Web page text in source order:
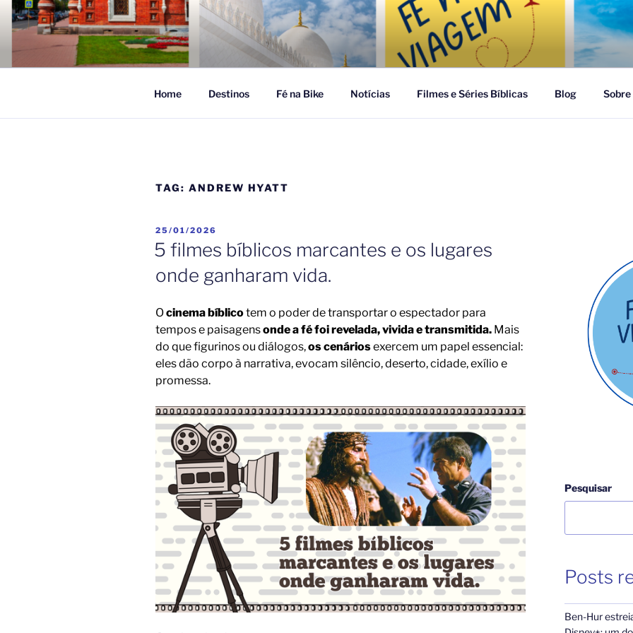
Pular
para
FÉ NA VIAGEM
Turismo Religioso
Home Destinos Fé na Bike Notícias Filmes e Séries Bíblicas Blog Sobre
TAG: ANDREW HYATT
PUBLICADO
EM
25/01/2026
5 filmes bíblicos marcantes e os lugares
onde ganharam vida.
Ocinema bíblicotem o poder de transportar o espectador para
tempos e paisagensonde a fé foi revelada, vivida e transmitida. Mais
do que figurinos ou diálogos,os cenáriosexercem um papel essencial:
eles dão corpo à narrativa, evocam silêncio, deserto, cidade, exílio e
promessa.
Pesquisar
Posts
Ben-Hur